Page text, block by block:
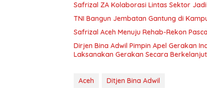
Safrizal ZA Kolaborasi Lintas Sektor
TNI Bangun Jembatan Gantung di
Safrizal Aceh Menuju Rehab-Rekon
Dirjen Bina Adwil Pimpin Apel Gerakan
Laksanakan Gerakan Secara
Aceh Ditjen Bina Adwil